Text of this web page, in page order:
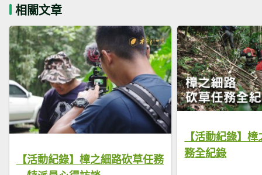
相關文章
【活動紀錄】樟之細路砍草任務
【活動紀錄】
務全紀錄